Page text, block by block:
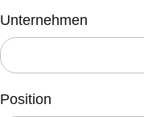
Unternehmen
Position